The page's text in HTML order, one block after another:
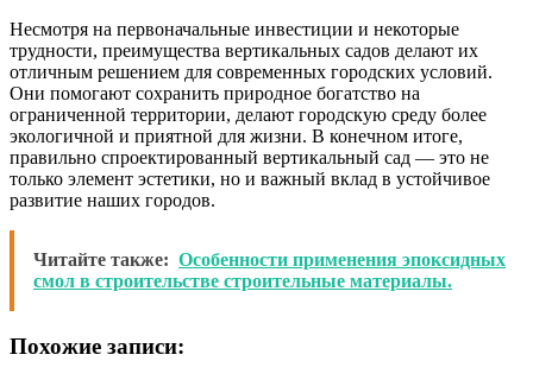
Несмотря на первоначальные инвестиции и некоторые
трудности, преимущества вертикальных садов делают их
отличным решением для современных городских условий.
Они помогают сохранить природное богатство на
ограниченной территории, делают городскую среду более
экологичной и приятной для жизни. В конечном итоге,
правильно спроектированный вертикальный сад — это не
только элемент эстетики, но и важный вклад в устойчивое
развитие наших городов.
Читайте также: Особенности применения эпоксидных
смол в строительстве строительные материалы.
Похожие записи: